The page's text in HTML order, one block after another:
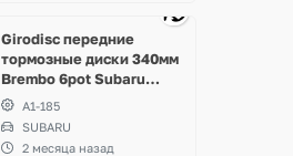
Girodisc передние
тормозные диски 340мм
Brembo 6pot Subaru
Impreza WRX STI Spec-C
A1-185
SUBARU
2 месяца назад